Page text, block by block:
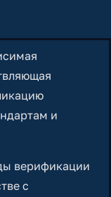
и
верификации
с